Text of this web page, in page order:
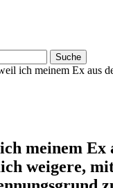
ich meinem Ex aus
meinem Ex
weigere,